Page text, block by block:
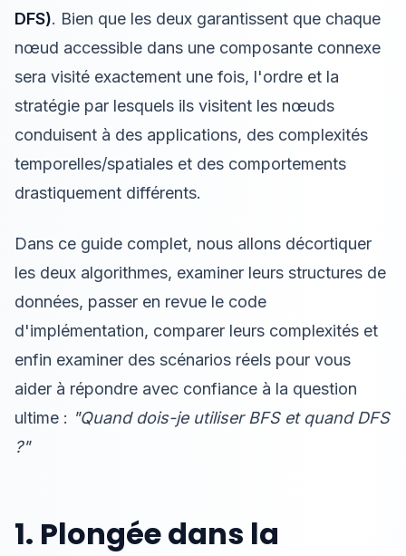
DFS). Bien que les deux garantissent que chaque
nœud accessible dans une composante connexe
sera visité exactement une fois, l'ordre et la
stratégie par lesquels ils visitent les nœuds
conduisent à des applications, des complexités
temporelles/spatiales et des comportements
drastiquement différents.
Dans ce guide complet, nous allons décortiquer
les deux algorithmes, examiner leurs structures de
données, passer en revue le code
d'implémentation, comparer leurs complexités et
enfin examiner des scénarios réels pour vous
aider à répondre avec confiance à la question
ultime : "Quand dois-je utiliser BFS et quand DFS
?"
1. Plongée dans la